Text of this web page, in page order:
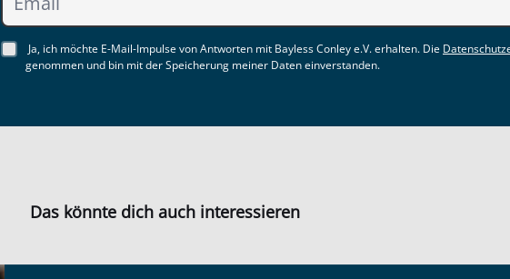
Ja, ich möchte E-Mail-Impulse von Antworten mit Bayless Conley e.V. erhalten. Die
genommen und bin mit der Speicherung meiner Daten einverstanden.
Das könnte dich auch interessieren